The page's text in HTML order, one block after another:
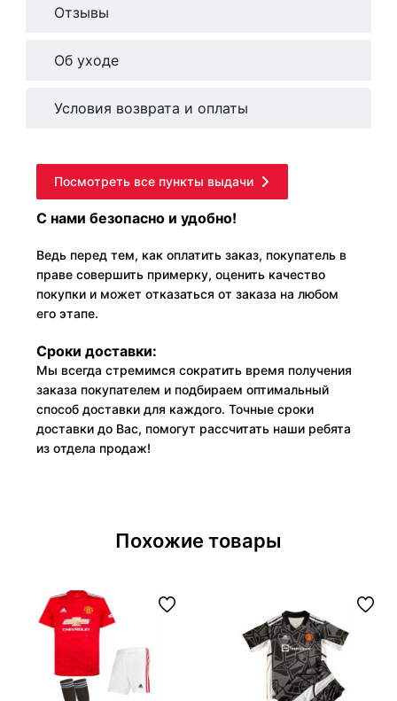
Отзывы
Об уходе
Условия возврата и оплаты
Посмотреть все пункты выдачи
С нами безопасно и удобно!
Ведь перед тем, как оплатить заказ, покупатель в
праве совершить примерку, оценить качество
покупки и может отказаться от заказа на любом
его этапе.
Сроки доставки:
Мы всегда стремимся сократить время получения
заказа покупателем и подбираем оптимальный
способ доставки для каждого. Точные сроки
доставки до Вас, помогут рассчитать наши ребята
из отдела продаж!
Похожие товары